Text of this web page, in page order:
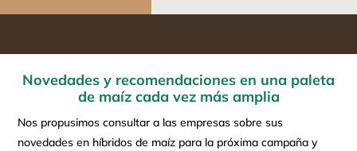
Novedades y recomendaciones en una paleta
de maíz cada vez más amplia
Nos propusimos consultar a las empresas sobre sus
novedades en híbridos de maíz para la próxima campaña y